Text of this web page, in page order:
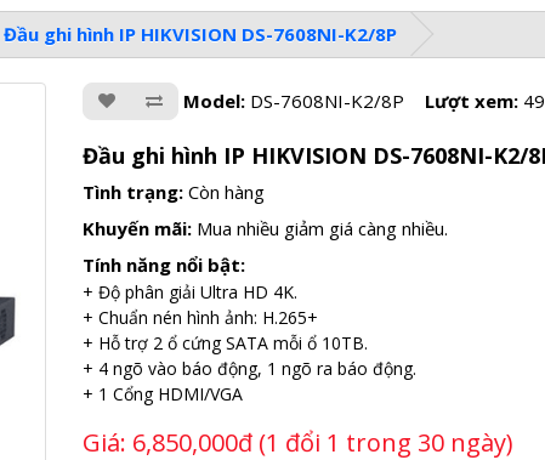
Đầu ghi hình IP HIKVISION DS-7608NI-K2/8P
Model: DS-7608NI-K2/8P Lượt xem:
Đầu ghi hình IP HIKVISION DS-7608NI-K2/
Tình trạng: Còn hàng
Khuyến mãi: Mua nhiều giảm giá càng nhiều.
Tính năng nổi bật:
+ Độ phân giải Ultra HD 4K.
+ Chuẩn nén hình ảnh: H.265+
+ Hỗ trợ 2 ổ cứng SATA mỗi ổ 10TB.
+ 4 ngõ vào báo động, 1 ngõ ra báo động.
+ 1 Cổng HDMI/VGA
Giá: 6,850,000đ (1 đổi 1 trong 30 ngày)